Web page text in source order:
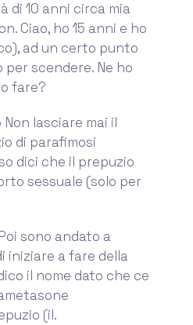
di 10 anni circa mia
Ciao, ho 15 anni e ho
ad un certo punto
scendere. Ne ho
fare?
lasciare mai il
di parafimosi
dici che il prepuzio
sessuale (solo per
sono andato a
iniziare a fare della
il nome dato che ce
(il.